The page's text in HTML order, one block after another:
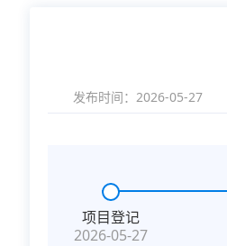
发布时间：2026-05-27
项目登记
2026-05-27